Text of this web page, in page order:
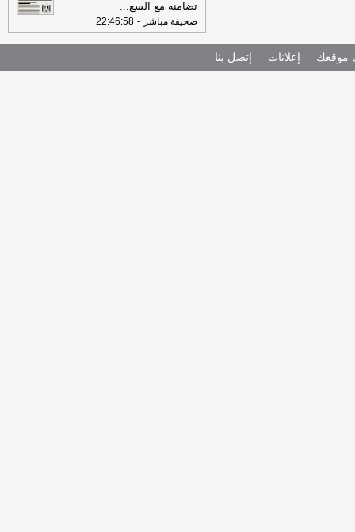
تضامنه مع السع...
صحيفة مباشر -
22:46:58
موقعك إعلانات إتصل بنا